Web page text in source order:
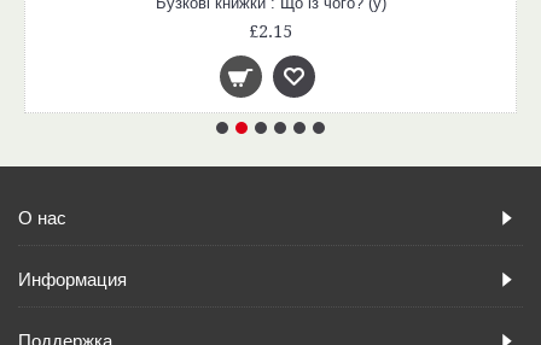
£2.15
О нас
Информация
Поддержка